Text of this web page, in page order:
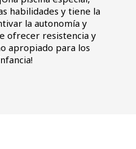
habilidades y tiene la
la autonomía y
ofrecer resistencia y
apropiado para los